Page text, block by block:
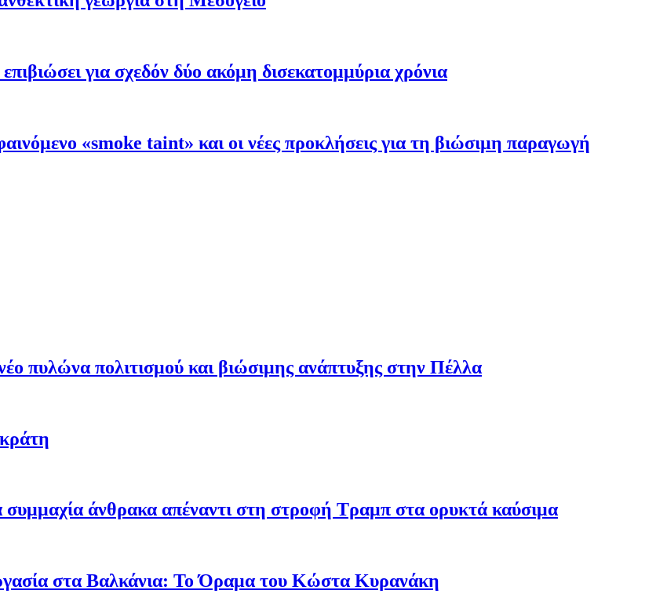
για σχεδόν δύο ακόμη δισεκατομμύρια χρόνια
«smoke taint» και οι νέες προκλήσεις για τη βιώσιμη παραγωγή
πυλώνα πολιτισμού και βιώσιμης ανάπτυξης στην Πέλλα
συμμαχία άνθρακα απέναντι στη στροφή Τραμπ στα ορυκτά καύσιμα
στα Βαλκάνια: Το Όραμα του Κώστα Κυρανάκη